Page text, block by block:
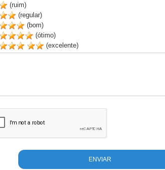
(ruim)
(regular)
(bom)
(ótimo)
(excelente)